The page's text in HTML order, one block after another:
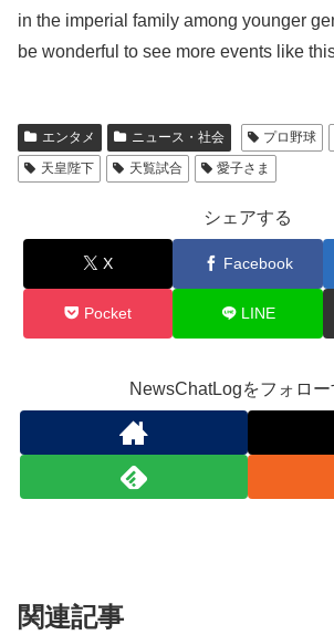
in the imperial family among younger
be wonderful to see more events like
エンタメ ニュース・社会 プロ野球
天皇陛下
天覧試合 愛子さま
シェアする
X Facebook
Pocket LINE
NewsChatLogをフォロー
関連記事